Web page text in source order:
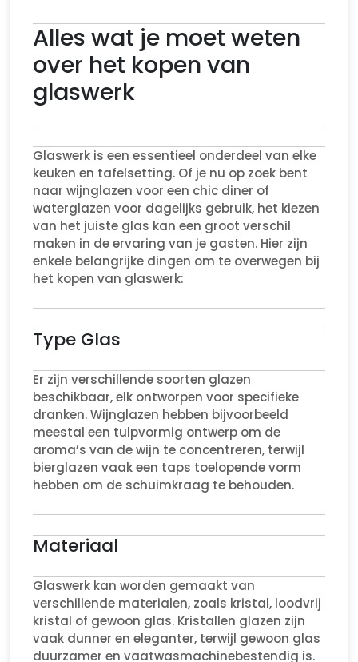
Alles wat je moet weten
over het kopen van
glaswerk
Glaswerk is een essentieel onderdeel van elke
keuken en tafelsetting. Of je nu op zoek bent
naar wijnglazen voor een chic diner of
waterglazen voor dagelijks gebruik, het kiezen
van het juiste glas kan een groot verschil
maken in de ervaring van je gasten. Hier zijn
enkele belangrijke dingen om te overwegen bij
het kopen van glaswerk:
Type Glas
Er zijn verschillende soorten glazen
beschikbaar, elk ontworpen voor specifieke
dranken. Wijnglazen hebben bijvoorbeeld
meestal een tulpvormig ontwerp om de
aroma’s van de wijn te concentreren, terwijl
bierglazen vaak een taps toelopende vorm
hebben om de schuimkraag te behouden.
Materiaal
Glaswerk kan worden gemaakt van
verschillende materialen, zoals kristal, loodvrij
kristal of gewoon glas. Kristallen glazen zijn
vaak dunner en eleganter, terwijl gewoon glas
duurzamer en vaatwasmachinebestendig is.